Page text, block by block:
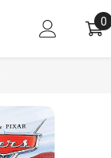
0
0